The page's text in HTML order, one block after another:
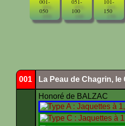
001-
050
051-
100
101-
150
001 La Peau de Chagrin,
Honoré de BALZAC